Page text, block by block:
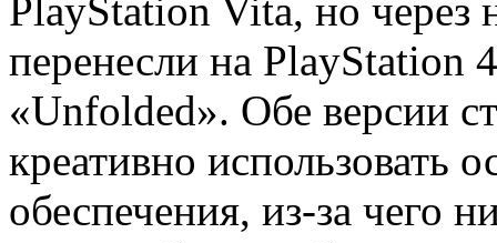
PlayStation Vita, но через
перенесли на PlayStation
«Unfolded». Обе версии
креативно использовать
обеспечения, из-за чего